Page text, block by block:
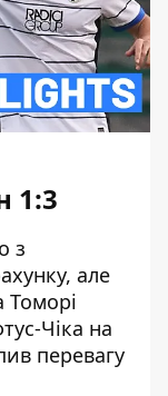
1:3
з
але
Чіка на
перевагу